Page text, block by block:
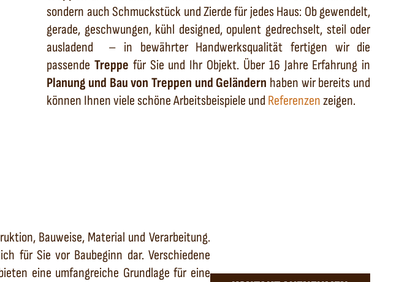
sondern auch Schmuckstück und Zierde für jedes Haus: Ob gewendelt,
gerade, geschwungen, kühl designed, opulent gedrechselt, steil oder
ausladend – in bewährter Handwerksqualität fertigen wir die
passende Treppe für Sie und Ihr Objekt. Über 16 Jahre Erfahrung in
Planung und Bau von Treppen und Geländern haben wir bereits und
können Ihnen viele schöne Arbeitsbeispiele undReferenzenzeigen.
Bauweise, Material und Verarbeitung.
für Sie vor Baubeginn dar. Verschiedene
eine umfangreiche Grundlage für eine